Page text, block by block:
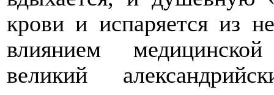
крови и испаряется из
влиянием
великий